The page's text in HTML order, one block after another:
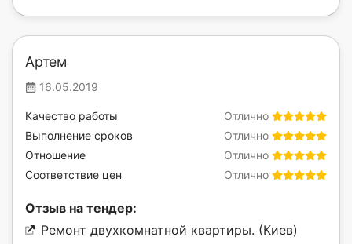
Артем
16.05.2019
Отлично
Качество работы
Отлично
Выполнение сроков
Отлично
Отношение
Отлично
Соответствие цен
Отзыв на тендер:
Ремонт двухкомнатной квартиры. (Киев)